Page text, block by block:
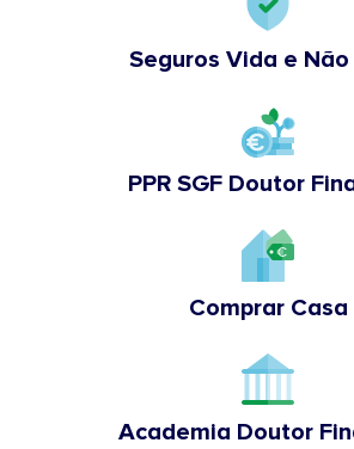
Seguros Vida e
PPR SGF Doutor
Comprar Casa
Academia Doutor